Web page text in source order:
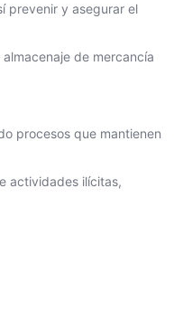
prevenir y asegurar el
de mercancía
procesos que mantienen
actividades ilícitas,